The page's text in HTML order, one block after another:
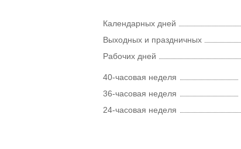
Календарных дней
Выходных и праздничных
Рабочих дней
40-часовая неделя
36-часовая неделя
24-часовая неделя